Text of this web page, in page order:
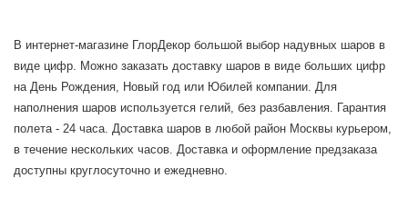
В интернет-магазине ГлорДекор большой выбор надувных шаров в
виде цифр. Можно заказать доставку шаров в виде больших цифр
на День Рождения, Новый год или Юбилей компании. Для
наполнения шаров используется гелий, без разбавления. Гарантия
полета - 24 часа. Доставка шаров в любой район Москвы курьером,
в течение нескольких часов. Доставка и оформление предзаказа
доступны круглосуточно и ежедневно.